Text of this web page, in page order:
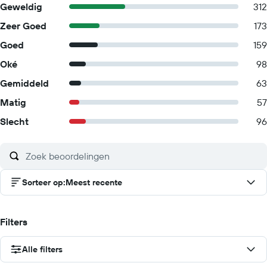
Geweldig
312
Zeer Goed
173
Goed
159
Oké
98
Gemiddeld
63
Matig
57
Slecht
96
Sorteer op:Meest recente
Filters
Alle filters